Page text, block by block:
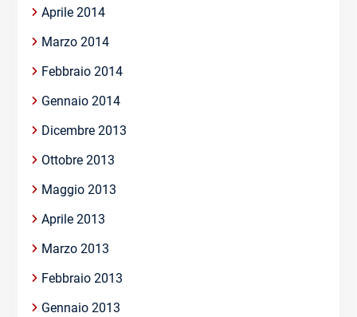
Aprile 2014
Marzo 2014
Febbraio 2014
Gennaio 2014
Dicembre 2013
Ottobre 2013
Maggio 2013
Aprile 2013
Marzo 2013
Febbraio 2013
Gennaio 2013